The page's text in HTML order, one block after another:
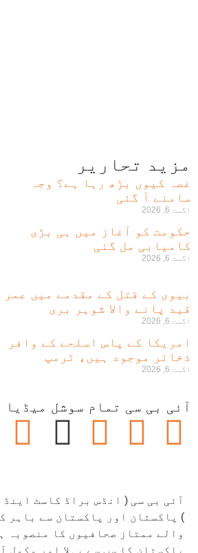
مزید تحاریر
غصہ کیوں بڑھ رہا ہے؟ وجہ
سامنے آ گئی
اگست 6, 2026
حکومت کو آغاز میں ہی بڑی
کامیابی مل گئی
اگست 6, 2026
بیوی کے قتل کے مقدمے میں عمر
قید پانے والا شوہر بری
اگست 6, 2026
امریکا کے پاس اسلحے کے وافر
ذخائر موجود ہیں، ٹرمپ
اگست 6, 2026
آئی بی سی تمام سوشل میڈیا
آئی بی سی ( انڈس براڈ کاسٹ
) پاکستان اور پاکستان سے باہر
والے ممتاز صحافیوں کا منصوبہ
پاکستان کا سب سے پہلا اور مکمل